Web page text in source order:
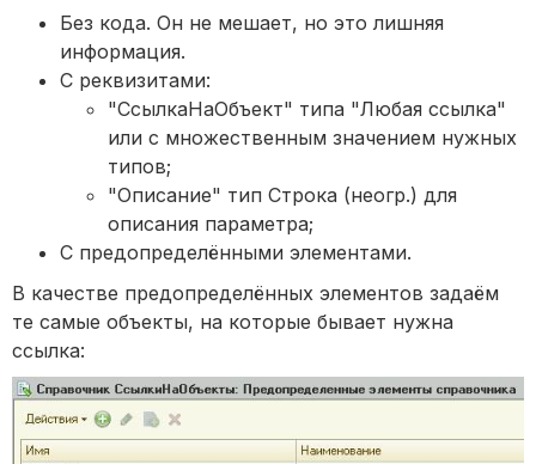
Без кода. Он не мешает, но это лишняя
информация.
С реквизитами:
"СсылкаНаОбъект" типа "Любая ссылка"
или с множественным значением нужных
типов;
"Описание" тип Строка (неогр.) для
описания параметра;
С предопределёнными элементами.
В качестве предопределённых элементов задаём
те самые объекты, на которые бывает нужна
ссылка: